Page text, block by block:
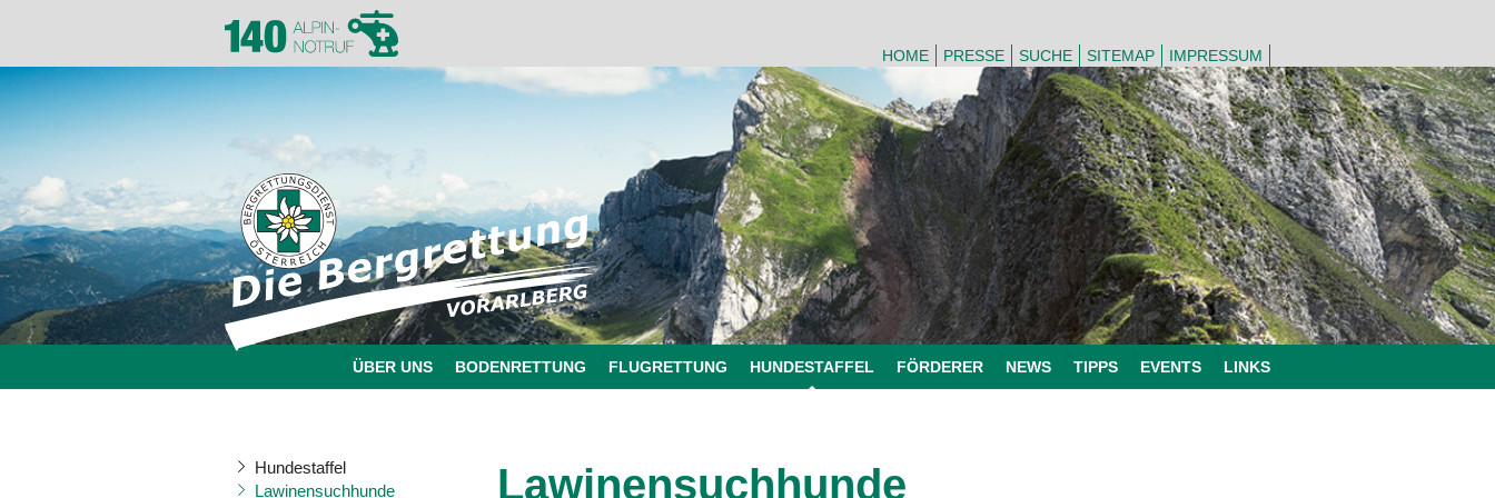
HOME PRESSE SUCHE SITEMAP IMPRESSUM
ÜBER UNS BODENRETTUNG FLUGRETTUNG HUNDESTAFFEL FÖRDERER NEWS TIPPS EVENTS LINKS
Hundestaffel
Lawinensuchhunde
Lawinensuchhunde